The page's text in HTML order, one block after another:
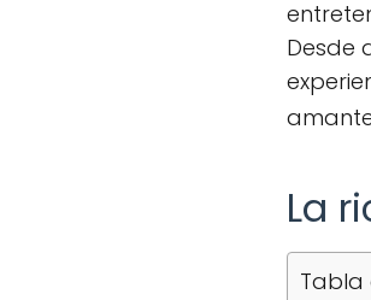
Desde
La
Tabla